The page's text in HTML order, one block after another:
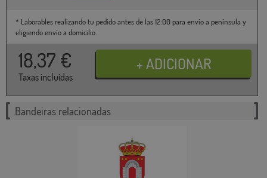
* Laborables realizando tu pedido antes de las 12:00 para envío a península y
eligiendo envío a domicilio.
18,37 €
Taxas incluídas
Bandeiras relacionadas